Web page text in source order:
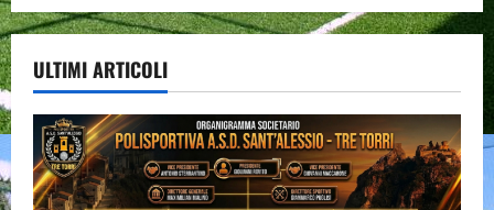
ULTIMI ARTICOLI